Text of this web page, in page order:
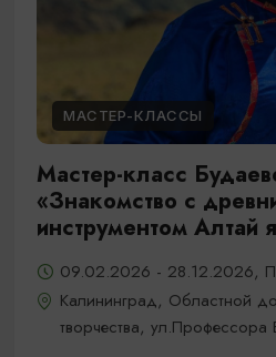
МАСТЕР-КЛАССЫ
Мастер-класс
«Знакомство с
инструментом Алтай
09.02.2026 - 28.12.2026,
Калининград, Областной
творчества,